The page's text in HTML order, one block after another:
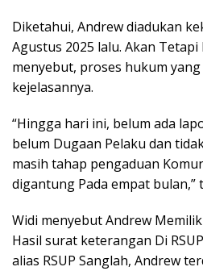
Diketahui, Andrew diadukan
Agustus 2025 lalu. Akan
menyebut, proses hukum
kejelasannya.
“Hingga hari ini, belum ada
belum Dugaan Pelaku dan
masih tahap pengaduan
digantung Pada empat bulan,”
Widi menyebut Andrew
Hasil surat keterangan Di
alias RSUP Sanglah, Andrew